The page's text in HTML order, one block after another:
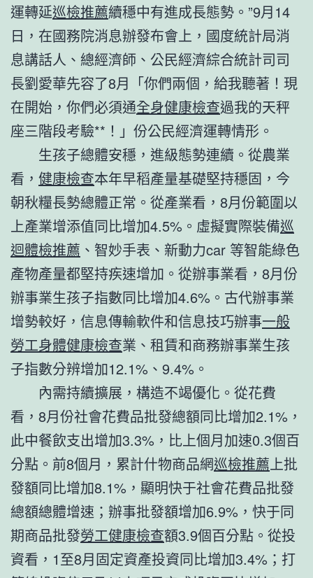
運轉延巡檢推薦續穩中有進成長態勢。”9月14
日，在國務院消息辦發布會上，國度統計局消
息講話人、總經濟師、公民經濟綜合統計司司
長劉愛華先容了8月「你們兩個，給我聽著！現
在開始，你們必須通全身健康檢查過我的天秤
座三階段考驗**！」份公民經濟運轉情形。
生孩子總體安穩，進級態勢連續。從農業
看， 健康檢查本年早稻產量基礎堅持穩固，今
朝秋糧長勢總體正常。從產業看，8月份範圍以
上產業增添值同比增加4.5%。虛擬實際裝備巡
迴體檢推薦 、智妙手表、新動力car 等智能綠色
產物產量都堅持疾速增加。從辦事業看，8月份
辦事業生孩子指數同比增加4.6%。古代辦事業
增勢較好，信息傳輸軟件和信息技巧辦事一般
勞工身體健康檢查業、租賃和商務辦事業生孩
子指數分辨增加12.1%、9.4%。
內需持續擴展，構造不竭優化。從花費
看，8月份社會花費品批發總額同比增加2.1%，
此中餐飲支出增加3.3%，比上個月加速0.3個百
分點。前8個月，累計什物商品網巡檢推薦 上批
發額同比增加8.1%，顯明快于社會花費品批發
總額總體增速；辦事批發額增加6.9%，快于同
期商品批發勞工健康檢查額3.9個百分點。從投
資看，1至8月固定資產投資同比增加3.4%；打